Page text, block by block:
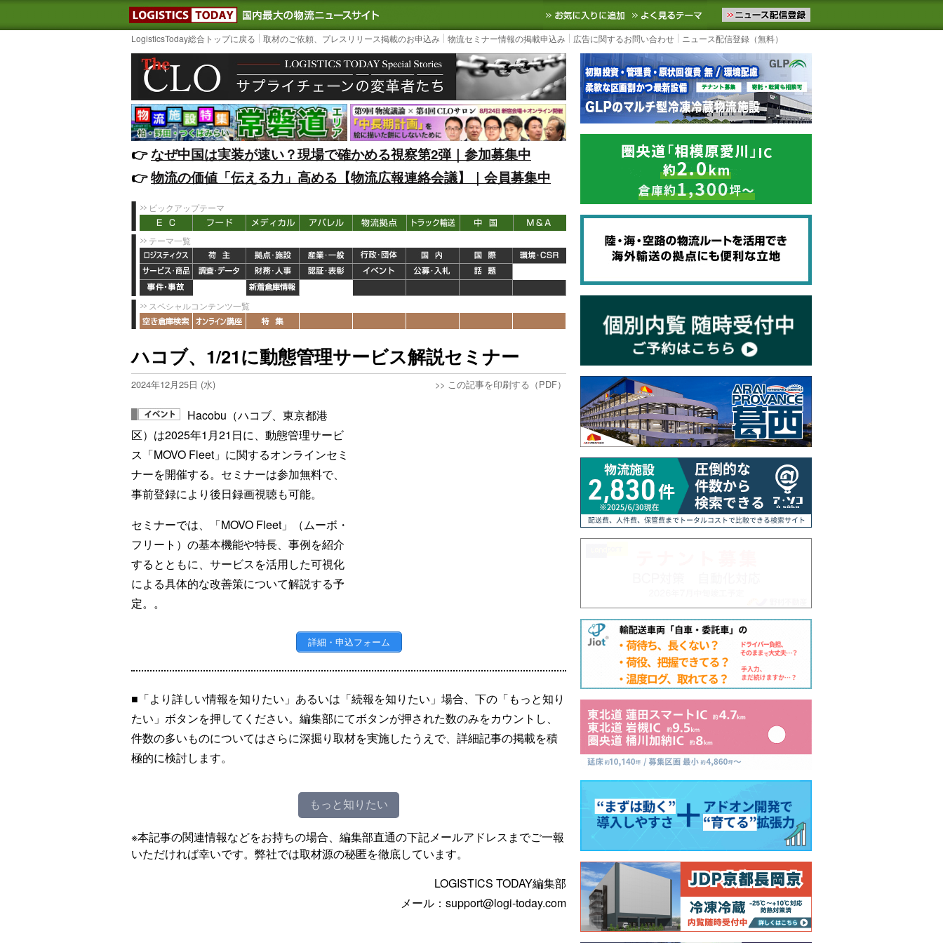
LOGISTICS TODAY｜国内最大の物流ニュースサイト3PL, SCMなど国内外の最新の物流ニュースをお届けします。物流ニュースメール配信を登録す
お気に入りに追加 よく見るテーマ
LogisticsToday総合トップに戻る 取材のご依頼、プレスリリース掲載のお申込み 物流セミナー情報の掲載申込み 広告に関するお問い合わせ ニュース配信登録（無料）
👉️なぜ中国は実装が速い？現場で確かめる視察第2弾｜参加募集中
👉️物流の価値「伝える力」高める【物流広報連絡会議】｜会員募集中
ピックアップテーマ
テーマ一覧
スペシャルコンテンツ一覧
ハコブ、1/21に動態管理サービス解説セミナー
2024年12月25日 (水) >> この記事を印刷する（PDF）
Hacobu（ハコブ、東京都港
区）は2025年1月21日に、動態管理サービ
ス「MOVO Fleet」に関するオンラインセミ
ナーを開催する。セミナーは参加無料で、
事前登録により後日録画視聴も可能。
セミナーでは、「MOVO Fleet」（ムーボ・
フリート）の基本機能や特長、事例を紹介
するとともに、サービスを活用した可視化
による具体的な改善策について解説する予
定。。
詳細・申込フォーム
■「より詳しい情報を知りたい」あるいは「続報を知りたい」場合、下の「もっと知り
たい」ボタンを押してください。編集部にてボタンが押された数のみをカウントし、
件数の多いものについてはさらに深掘り取材を実施したうえで、詳細記事の掲載を積
極的に検討します。
もっと知りたい
※本記事の関連情報などをお持ちの場合、編集部直通の下記メールアドレスまでご一報
いただければ幸いです。弊社では取材源の秘匿を徹底しています。
LOGISTICS TODAY編集部
メール：support@logi-today.com